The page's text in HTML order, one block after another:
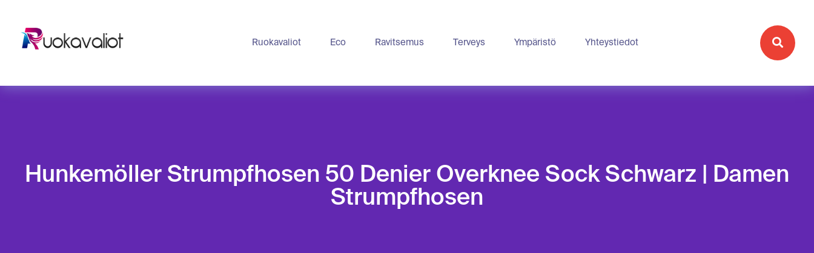
Ruokavaliot Eco Ravitsemus Terveys Ympäristö Yhteystiedot
Hunkemöller Strumpfhosen 50 Denier Overknee Sock Schwarz | Damen
Strumpfhosen